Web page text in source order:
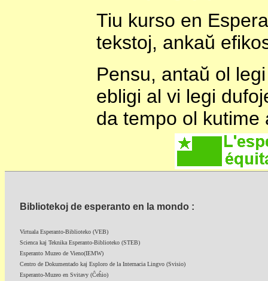
Tiu kurso en
tekstoj, ankaŭ
Pensu, antaŭ ol
ebligi al vi legi
da tempo ol kutime
Bibliotekoj de esperanto en la mondo :
Virtuala Esperanto-Biblioteko (VEB)
Scienca kaj Teknika Esperanto-Biblioteko (STEB)
Esperanto Muzeo de Vieno(IEMW)
Centro de Dokumentado kaj Esploro de la Internacia Lingvo (Svisio)
Esperanto-Muzeo en Svitavy (Ĉeĥio)